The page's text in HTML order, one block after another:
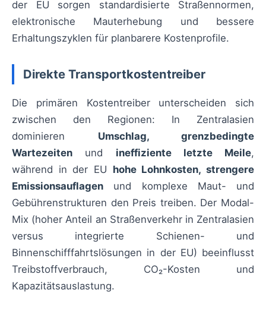
der EU sorgen standardisierte Straßennormen,
elektronische Mauterhebung und bessere
Erhaltungszyklen für planbarere Kostenprofile.
Direkte Transportkostentreiber
Die primären Kostentreiber unterscheiden sich
zwischen den Regionen: In Zentralasien
dominieren Umschlag, grenzbedingte
Wartezeiten und ineffiziente letzte Meile,
während in der EU hohe Lohnkosten, strengere
Emissionsauflagen und komplexe Maut- und
Gebührenstrukturen den Preis treiben. Der Modal-
Mix (hoher Anteil an Straßenverkehr in Zentralasien
versus integrierte Schienen- und
Binnenschifffahrtslösungen in der EU) beeinflusst
Treibstoffverbrauch, CO₂-Kosten und
Kapazitätsauslastung.